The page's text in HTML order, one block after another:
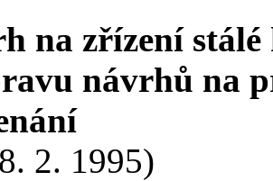
na zřízení stálé
návrhů na
2. 1995)